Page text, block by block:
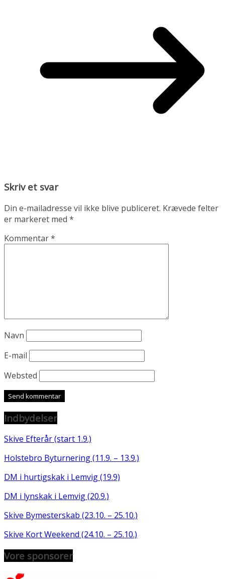
Skriv et svar
Din e-mailadresse vil ikke blive publiceret. Krævede felter
er markeret med *
Kommentar*
Navn
E-mail
Websted
Indbydelser
Skive Efterår (start 1.9.)
Holstebro Byturnering (11.9. – 13.9.)
DM i hurtigskak i Lemvig (19.9)
DM i lynskak i Lemvig (20.9.)
Skive Bymesterskab (23.10. – 25.10.)
Skive Kort Weekend (24.10. – 25.10.)
Vore sponsorer